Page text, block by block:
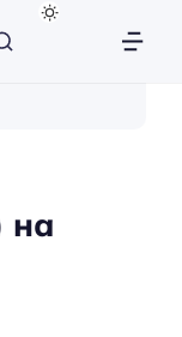
на